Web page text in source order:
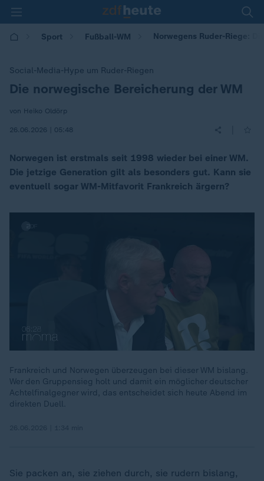
Sport Fußball-WM Norwegens Ruder-Riege:
Social-Media-Hype um Ruder-Riegen
:Die norwegische Bereicherung der WM
von Heiko Oldörp
26.06.2026 | 05:48
Norwegen ist erstmals seit 1998 wieder bei einer WM.
Die jetzige Generation gilt als besonders gut. Kann sie
eventuell sogar WM-Mitfavorit Frankreich ärgern?
00:18
Frankreich und Norwegen überzeugen bei dieser WM bislang.
Wer den Gruppensieg holt und damit ein möglicher deutscher
Achtelfinalgegner wird, das entscheidet sich heute Abend im
direkten Duell.
Sie packen an, sie ziehen durch, sie rudern bislang,